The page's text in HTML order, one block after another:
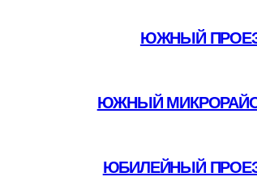
ЮЖНЫЙ
ЮЖНЫЙ
ЮБИЛЕЙНЫЙ